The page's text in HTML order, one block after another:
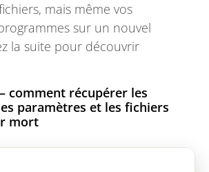
mais même vos
sur un nouvel
la suite pour découvrir
comment récupérer les
paramètres et les fichiers
mort